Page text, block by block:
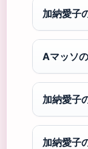
加納愛子
Aマッソ
加納愛子
加納愛子